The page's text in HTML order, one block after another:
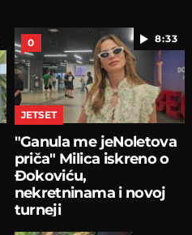
8:33
0
JETSET
"Ganula me jeNoletova
priča" Milica iskreno o
Đokoviću,
nekretninama i novoj
turneji